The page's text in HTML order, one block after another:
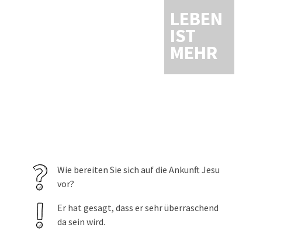
LEBEN
IST
MEHR
Wie bereiten Sie sich auf die Ankunft Jesu
vor?
Er hat gesagt, dass er sehr überraschend
da sein wird.